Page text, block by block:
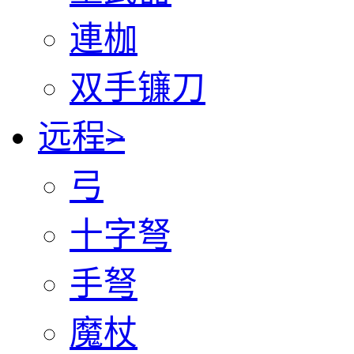
連枷
双手镰刀
远程>
弓
十字弩
手弩
魔杖